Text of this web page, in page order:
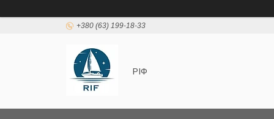
+380 (63) 199-18-33
РІФ